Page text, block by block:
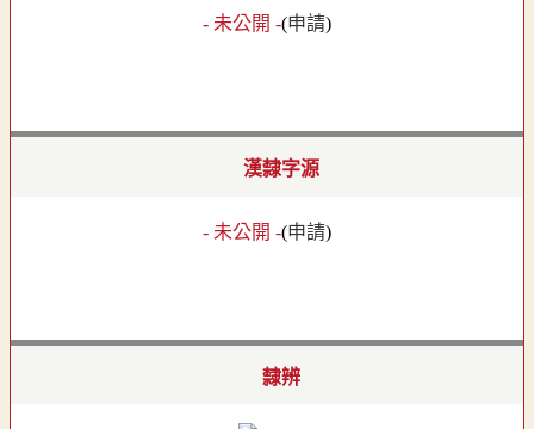
- 未公開 -(申請)
漢隸字源
- 未公開 -(申請)
隸辨